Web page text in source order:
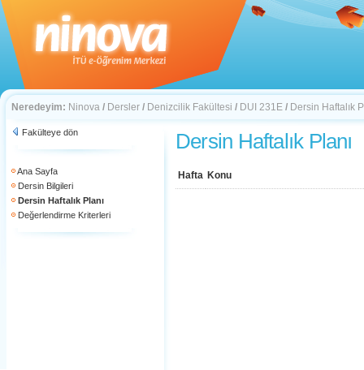
Neredeyim: Ninova / Dersler / Denizcilik Fakültesi / DUI 231E / Dersin Haftalık
Fakülteye dön
Ana Sayfa
Dersin Bilgileri
Dersin Haftalık Planı
Değerlendirme Kriterleri
Dersin Haftalık Planı
Hafta Konu